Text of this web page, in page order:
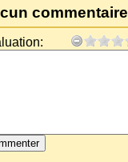
commentaire